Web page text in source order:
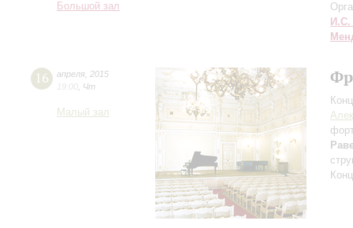
Большой зал
И.С.
16 апреля 2015
19:00 Чт
Малый зал